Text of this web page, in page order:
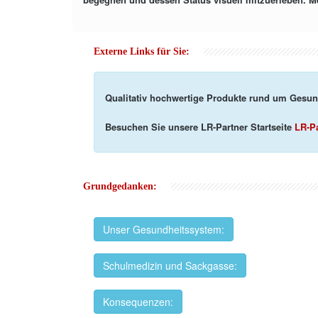
Externe Links für Sie:
Qualitativ hochwertige Produkte rund um
Besuchen Sie unsere LR-Partner Startseite LR-
Grundgedanken:
Unser Gesundheitssystem:
Schulmedizin und Sackgasse:
Konsequenzen: